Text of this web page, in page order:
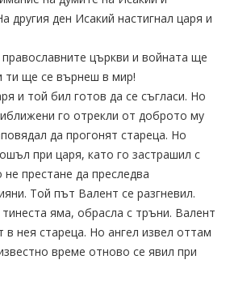
другия ден Исакий настигнал царя и
църкви и войната ще
ти ще се върнеш в мир!
и той бил готов да се съгласи. Но
го отрекли от доброто му
да прогонят стареца. Но
при царя, като го застрашил с
престане да преследва
Той път Валент се разгневил.
яма, обрасла с тръни. Валент
в нея стареца. Но ангел извел оттам
време отново се явил при